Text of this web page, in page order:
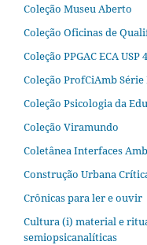
Coleção Museu Aberto
Coleção Oficinas de
Coleção PPGAC ECA USP
Coleção ProfCiAmb
Coleção Psicologia da
Coleção Viramundo
Coletânea Interfaces
Construção Urbana
Crônicas para ler e ouvir
Cultura (i) material e
semiopsicanalíticas